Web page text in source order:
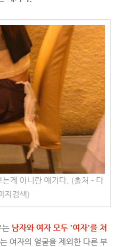
게 아니란 얘기다. (출처 - 다
지검색)
는 남자와 여자 모두 '여자'를 쳐
여자의 얼굴을 제외한 다른 부